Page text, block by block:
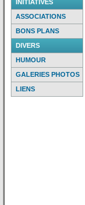
INITIATIVES
ASSOCIATIONS
BONS PLANS
DIVERS
HUMOUR
GALERIES PHOTOS
LIENS